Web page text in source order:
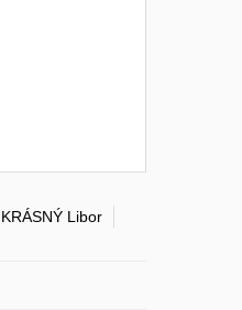
KRÁSNÝ Libor